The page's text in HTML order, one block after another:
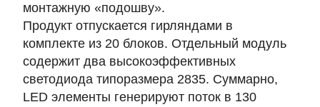
монтажную «подошву».
Продукт отпускается гирляндами в
комплекте из 20 блоков. Отдельный модуль
содержит два высокоэффективных
светодиода типоразмера 2835. Суммарно,
LED элементы генерируют поток в 130